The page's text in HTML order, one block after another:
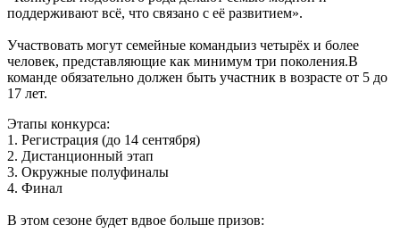
поддерживают всё, что связано с её развитием».
Участвовать могут семейные командыиз четырёх и более
человек, представляющие как минимум три поколения.В
команде обязательно должен быть участник в возрасте от 5 до
17 лет.
Этапы конкурса:
1. Регистрация (до 14 сентября)
2. Дистанционный этап
3. Окружные полуфиналы
4. Финал
В этом сезоне будет вдвое больше призов: